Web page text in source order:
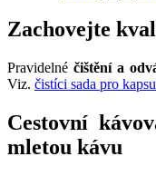
Zachovejte
Pravidelnéčištění a
Viz. čistíci sada pro
Cestovní
mletou kávu